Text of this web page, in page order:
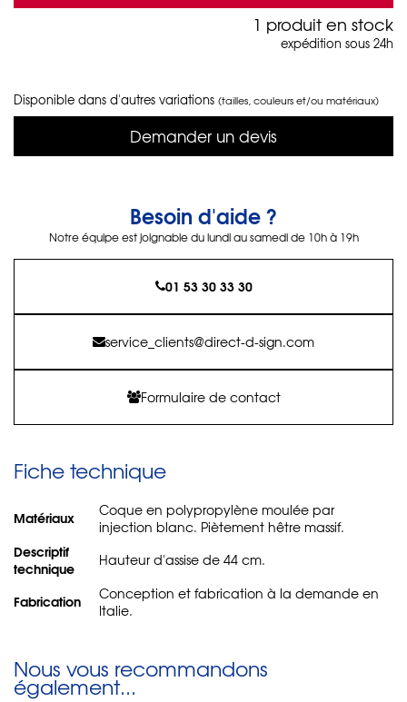
1 produit en stock
expédition sous 24h
Disponible dans d'autres variations (tailles, couleurs et/ou matériaux)
Demander un devis
Besoin d'aide ?
Notre équipe est joignable du lundi au samedi de 10h à 19h
01 53 30 33 30
service_clients@direct-d-sign.com
Formulaire de contact
Fiche technique
Matériaux
Coque en polypropylène moulée par
injection blanc. Piètement hêtre massif.
Descriptif
technique
Hauteur d'assise de 44 cm.
Fabrication
Conception et fabrication à la demande en
Italie.
Nous vous recommandons
également...